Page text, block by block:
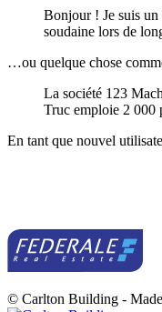
Bonjour ! Je suis un
soudaine lors de
…ou quelque chose
La société 123
Truc emploie 2 000
En tant que nouvel
© Carlton Building -